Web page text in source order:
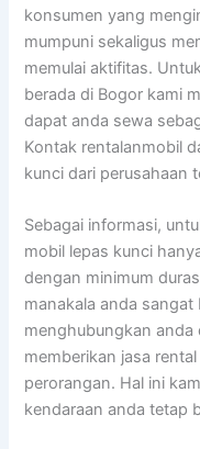
konsumen yang
mumpuni sekaligus
memulai aktifitas.
berada di Bogor kami
dapat anda sewa
Kontak rentalanmobil
kunci dari perusahaan
Sebagai informasi,
mobil lepas kunci
dengan minimum
manakala anda
menghubungkan anda
memberikan jasa
perorangan. Hal ini
kendaraan anda tetap